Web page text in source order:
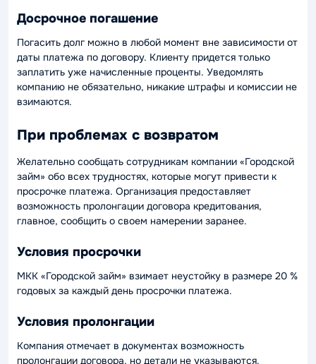
Досрочное погашение
Погасить долг можно в любой момент вне зависимости от
даты платежа по договору. Клиенту придется только
заплатить уже начисленные проценты. Уведомлять
компанию не обязательно, никакие штрафы и комиссии не
взимаются.
При проблемах с возвратом
Желательно сообщать сотрудникам компании «Городской
займ» обо всех трудностях, которые могут привести к
просрочке платежа. Организация предоставляет
возможность пролонгации договора кредитования,
главное, сообщить о своем намерении заранее.
Условия просрочки
МКК «Городской займ» взимает неустойку в размере 20 %
годовых за каждый день просрочки платежа.
Условия пролонгации
Компания отмечает в документах возможность
пролонгации договора, но детали не указываются.